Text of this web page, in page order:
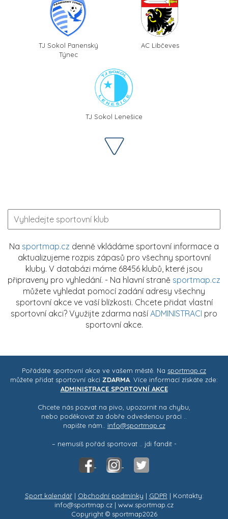
TJ Sokol Panenský
Týnec
AC Libčeves
TJ Sokol Lenešice
Na sportmap.cz denně vkládáme sportovní informace a
aktualizujeme rozpis zápasů pro všechny sportovní
kluby. V databázi máme 68456 klubů, které jsou
připraveny pro vyhledání. - Na hlavní straně sportmap.cz
můžete vyhledat pomocí zadání adresy všechny
sportovní akce ve vaší blízkosti. Chcete přidat vlastní
sportovní akci? Využijte zdarma naší ADMINISTRACI pro
sportovní akce.
Pořádáte sportovní akce ve vašem městě. Na sportmap.cz
můžete přidat sportovní akci ZDARMA. Více informací získáte zde:
ADMINISTRACE SPORTOVNÍ AKCE
Chcete nás pozvat na pivo, upozornit na chybu,
nebo poděkovat za dobře odvedenou práci ..
napište nám.. info@sportmap.cz
– nemusíš pořád sportovat .. jdi fandit -
Sport kalendář| Obchodní podmínky | GDPR | Kontakty:
info@sportmap.cz | www.sportmap.cz
Copyright © sportmap2026